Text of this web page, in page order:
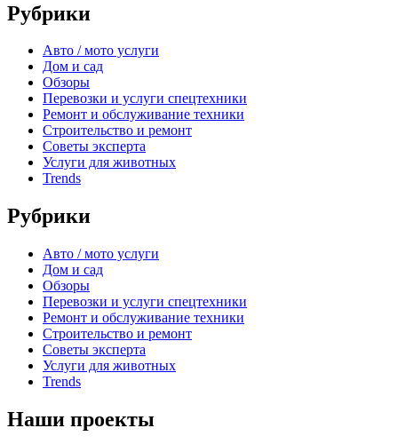
Рубрики
Авто / мото услуги
Дом и сад
Обзоры
Перевозки и услуги спецтехники
Ремонт и обслуживание техники
Строительство и ремонт
Советы эксперта
Услуги для животных
Trends
Рубрики
Авто / мото услуги
Дом и сад
Обзоры
Перевозки и услуги спецтехники
Ремонт и обслуживание техники
Строительство и ремонт
Советы эксперта
Услуги для животных
Trends
Наши проекты